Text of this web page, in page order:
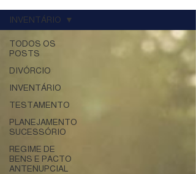
TODOS OS
POSTS
DIVÓRCIO
INVENTÁRIO
TESTAMENTO
PLANEJAMENTO
SUCESSÓRIO
REGIME DE
BENS E PACTO
ANTENUPCIAL
INVENTÁRIO